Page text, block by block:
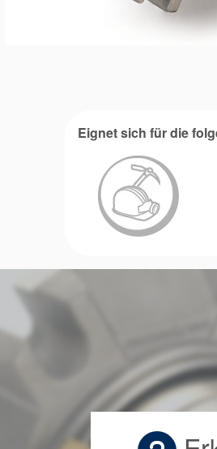
Eignet sich für die